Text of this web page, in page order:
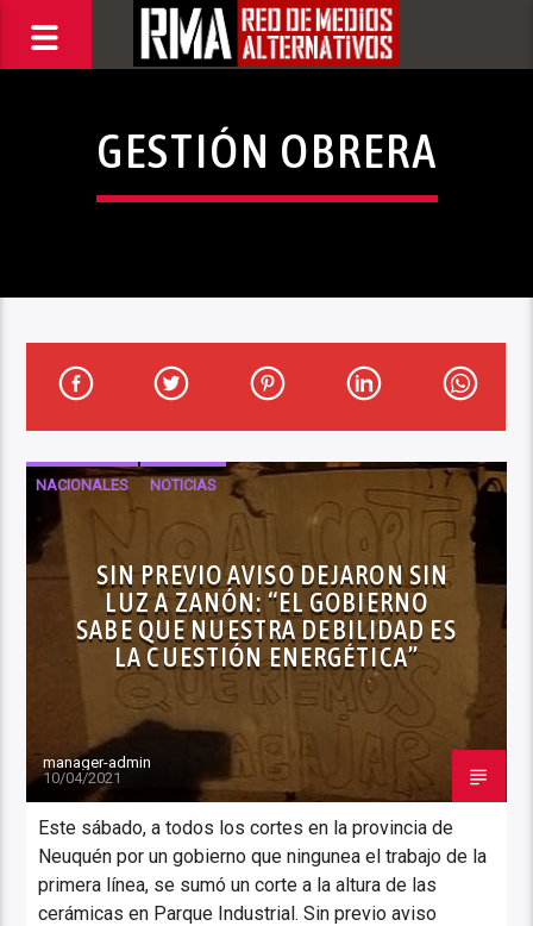
GESTIÓN OBRERA
NACIONALES NOTICIAS
SIN PREVIO AVISO DEJARON SIN
LUZ A ZANÓN: “EL GOBIERNO
SABE QUE NUESTRA DEBILIDAD ES
LA CUESTIÓN ENERGÉTICA”
manager-admin
10/04/2021
Este sábado, a todos los cortes en la provincia de
Neuquén por un gobierno que ningunea el trabajo de la
primera línea, se sumó un corte a la altura de las
cerámicas en Parque Industrial. Sin previo aviso